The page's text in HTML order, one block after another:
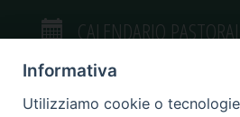
CALENDARIO
Informativa
Utilizziamo cookie o